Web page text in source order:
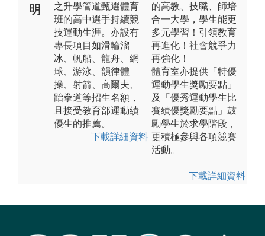
明
之升學管道甄選體育
班的高中選手持續競
技運動生涯。亦設有
專長項目如滑輪溜
冰、帆船、龍舟、網
球、游泳、韻律體
操、射箭、高爾夫、
跆拳道等招生名額，
且接受教育部運動績
優生的推薦。
下載詳細資料
的高教、技職、師培
合一大學，學生能更
多元學習！引領教育
再進化！社會競爭力
再強化！
體育室亦提供「特優
運動學生獎勵要點」
及「優秀運動學生比
賽績優獎勵要點」鼓
勵學生於求學階段，
更積極參與各項競賽
活動。
下載詳細資料